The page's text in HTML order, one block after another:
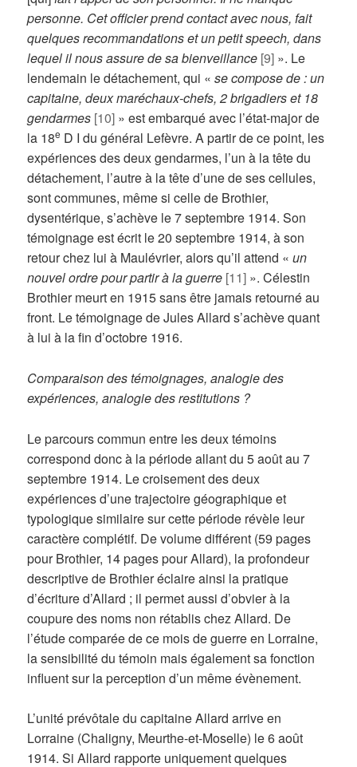
personne. Cet officier prend contact avec nous, fait
quelques recommandations et un petit speech, dans
lequel il nous assure de sa bienveillance [9] ». Le
lendemain le détachement, qui «se compose de : un
capitaine, deux maréchaux-chefs, 2 brigadiers et 18
gendarmes [10] » est embarqué avec l’état-major de
la 18e D I du général Lefèvre. A partir de ce point, les
expériences des deux gendarmes, l’un à la tête du
détachement, l’autre à la tête d’une de ses cellules,
sont communes, même si celle de Brothier,
dysentérique, s’achève le 7 septembre 1914. Son
témoignage est écrit le 20 septembre 1914, à son
retour chez lui à Maulévrier, alors qu’il attend «un
nouvel ordre pour partir à la guerre [11] ». Célestin
Brothier meurt en 1915 sans être jamais retourné au
front. Le témoignage de Jules Allard s’achève quant
à lui à la fin d’octobre 1916.
Comparaison des témoignages, analogie des
expériences, analogie des restitutions ?
Le parcours commun entre les deux témoins
correspond donc à la période allant du 5 août au 7
septembre 1914. Le croisement des deux
expériences d’une trajectoire géographique et
typologique similaire sur cette période révèle leur
caractère complétif. De volume différent (59 pages
pour Brothier, 14 pages pour Allard), la profondeur
descriptive de Brothier éclaire ainsi la pratique
d’écriture d’Allard ; il permet aussi d’obvier à la
coupure des noms non rétablis chez Allard. De
l’étude comparée de ce mois de guerre en Lorraine,
la sensibilité du témoin mais également sa fonction
influent sur la perception d’un même évènement.
L’unité prévôtale du capitaine Allard arrive en
Lorraine (Chaligny, Meurthe-et-Moselle) le 6 août
1914. Si Allard rapporte uniquement quelques